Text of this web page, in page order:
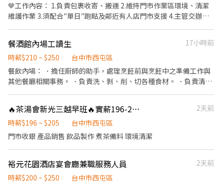
🤎工作內容： 1.負責包裹收寄、搬運 2.維持門市作業區環境、清潔
維護作業 3.須配合"單日"跑點及鄰近有人店門市支援 4.主管交辦各
班:18:30~22:30 🤎工作薪資: 早班時薪$204 晚班時薪$224 🤎休假制
度： 排休 🤎上班地點： 西屯逢甲 - 智取店 台中市西屯區逢甲路70
號1樓 西屯工業 - 智取店 台中市西屯區工業區一路96之2號1樓 _ ✔️
享勞團保 ✔️錄取高 ✔️固定班 ✔️團隊氣氛佳 ✨麻煩幫點選加入 🍯
收費❌絕無詐騙┃⭕️免費諮詢 ⭕️安心上工
餐酒館內場工讀生
17小時前
時薪$210 ~ $250
台中市西屯區
餐飲內場： ．擔任廚師的助手，處理烹飪前與烹飪中之準備工作與
其他餐廳相關事務。 ．負責洗、剝、削、切各種食材。 ．負責清理
🔥茶湯會新光三越早班🔥實薪196-205🔥
2天前
時薪$196 ~ $205
台中市西屯區
門市收銀 產品銷售 飲品製作 煮茶備料 環境清潔
裕元花園酒店宴會廳兼職服務人員
2天前
時薪$200 ~ $250
台中市西屯區